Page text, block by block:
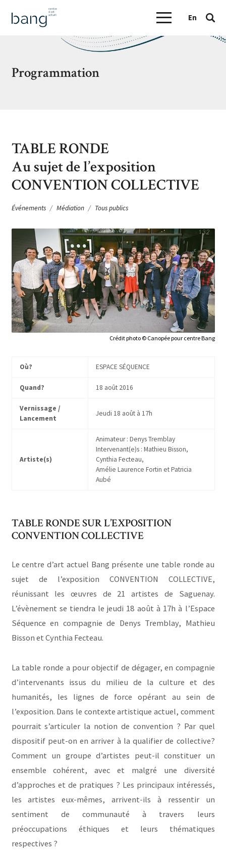
En
Programmation
TABLE RONDE
Au sujet de l’exposition
CONVENTION COLLECTIVE
Événements Médiation Tous publics
Crédit photo © Canopée pour centre Bang
Où? ESPACE SÉQUENCE
Quand? 18 août 2016
Vernissage /
Lancement
Jeudi 18 août à 17h
Artiste(s)
Animateur : Denys Tremblay
Intervenant(e)s : Mathieu Bisson,
Cynthia Fecteau,
Amélie Laurence Fortin et Patricia
Aubé
TABLE RONDE SUR L’EXPOSITION
CONVENTION COLLECTIVE
Le centre d’art actuel Bang présente une table ronde au
sujet de l’exposition CONVENTION COLLECTIVE,
réunissant les œuvres de 21 artistes de Saguenay.
L’évènement se tiendra le jeudi 18 août à 17h à l’Espace
Séquence en compagnie de Denys Tremblay, Mathieu
Bisson et Cynthia Fecteau.
La table ronde a pour objectif de dégager, en compagnie
d’intervenants issus du milieu de la culture et des
humanités, les lignes de force opérant au sein de
l’exposition. Dans le contexte artistique actuel, comment
pourrait s’articuler la notion de convention ? Par quel
dispositif peut-on en arriver à la qualifier de collective?
Comment un groupe d’artistes peut-il constituer un
ensemble cohérent, avec et malgré une diversité
d’approches et de pratiques ? Les principaux intéressés,
les artistes eux-mêmes, arrivent-ils à ressentir un
sentiment de communauté à travers leurs
préoccupations éthiques et leurs thématiques
respectives ?